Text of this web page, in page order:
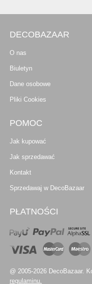
DECOBAZAAR
O nas
Biuletyn
Dane osobowe
Pliki Cookies
POMOC
Jak kupować
Jak sprzedawać
Kontakt
Sprzedawaj w DecoBazaar
PŁATNOŚCI
@ 2005-2026 DecoBazaar.
regulaminu.